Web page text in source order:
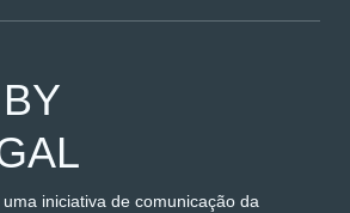
iniciativa de comunicação da